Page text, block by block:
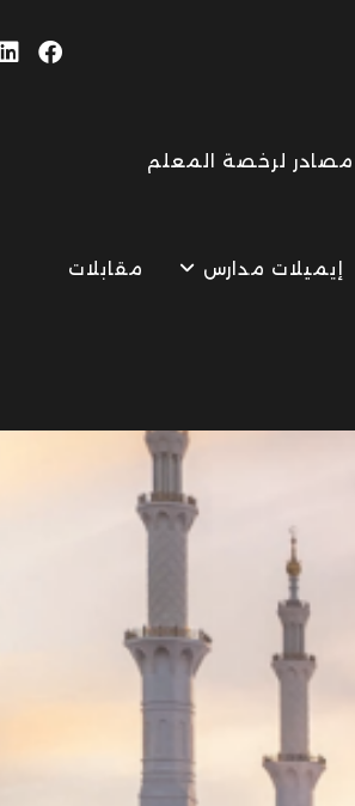
مصادر لرخصة المعلم
إيميلات مدارس مقابلات